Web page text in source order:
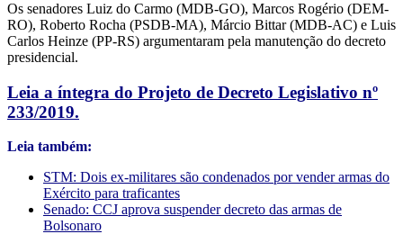
Os senadores Luiz do Carmo (MDB-GO), Marcos Rogério (DEM-
RO), Roberto Rocha (PSDB-MA), Márcio Bittar (MDB-AC) e Luis
Carlos Heinze (PP-RS) argumentaram pela manutenção do decreto
presidencial.
Leia a íntegra do Projeto de Decreto Legislativo nº
233/2019.
Leia também:
STM: Dois ex-militares são condenados por vender armas do
Exército para traficantes
Senado: CCJ aprova suspender decreto das armas de
Bolsonaro